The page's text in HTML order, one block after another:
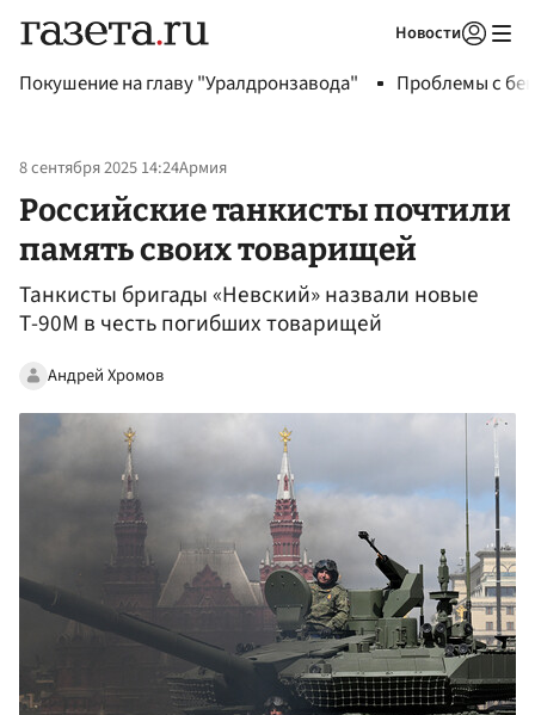
Новости
Покушение на главу "Уралдронзавода" Проблемы с
8 сентября 2025 14:24Армия
Российские танкисты почтили
память своих товарищей
Танкисты бригады «Невский» назвали новые
Т-90М в честь погибших товарищей
Андрей Хромов